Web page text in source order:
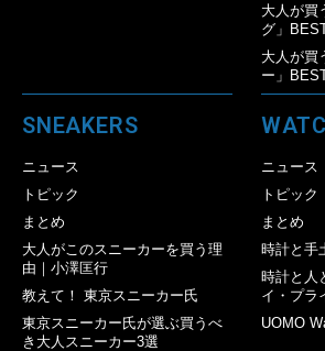
大人が買
グ」
大人が買
ー」
SNEAKERS
ニュース
トピック
まとめ
大人がこのスニーカーを買う理
由｜小澤匡行
教えて！ 東京スニーカー氏
東京スニーカー氏が選ぶ買うべ
き大人スニーカー3選
ニュース
トピック
まとめ
時計と手
時計と人
イ・プラ
UOMO